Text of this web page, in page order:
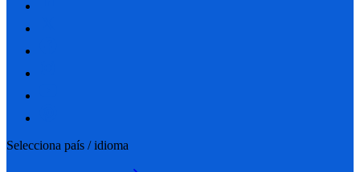
Selecciona país / idioma